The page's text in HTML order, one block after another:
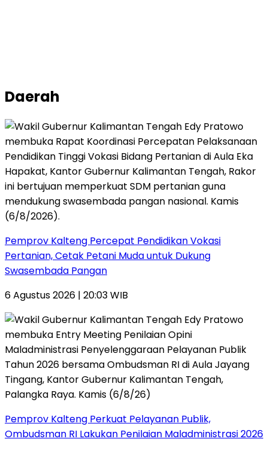
Daerah
Pemprov Kalteng Percepat Pendidikan Vokasi
Pertanian, Cetak Petani Muda untuk Dukung
Swasembada Pangan
6 Agustus 2026 | 20:03 WIB
Pemprov Kalteng Perkuat Pelayanan Publik,
Ombudsman RI Lakukan Penilaian Maladministrasi 2026